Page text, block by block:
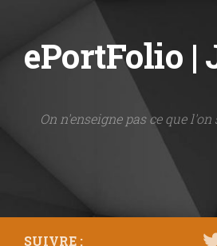
Skip to content
ePortFolio |
On n'enseigne pas ce que
SUIVRE :